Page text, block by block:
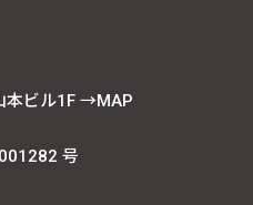
本ビル1F →MAP
号